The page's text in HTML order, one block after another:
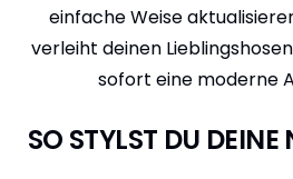
einfache Weise
verleiht deinen
sofort eine moderne
SO STYLST DU DEINE